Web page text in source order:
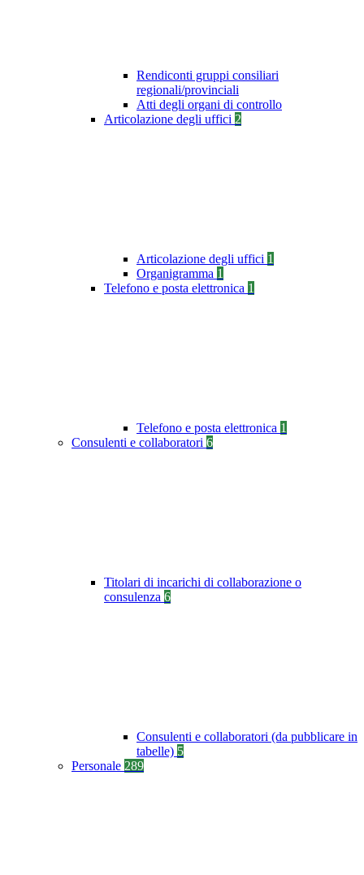
Rendiconti gruppi consiliari
regionali/provinciali
Atti degli organi di controllo
Articolazione degli uffici 2
Articolazione degli uffici 1
Organigramma 1
Telefono e posta elettronica 1
Telefono e posta elettronica 1
Consulenti e collaboratori 6
Titolari di incarichi di collaborazione o
consulenza 6
Consulenti e collaboratori (da pubblicare in
tabelle) 5
Personale 289